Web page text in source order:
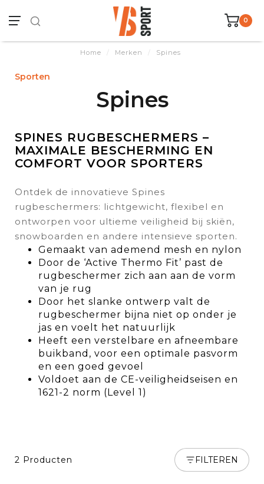
0
Home / Merken / Spines
Sporten
Spines
SPINES RUGBESCHERMERS –
MAXIMALE BESCHERMING EN
COMFORT VOOR SPORTERS
Ontdek de innovatieve Spines
rugbeschermers: lichtgewicht, flexibel en
ontworpen voor ultieme veiligheid bij skiën,
snowboarden en andere intensieve sporten.
Gemaakt van ademend mesh en nylon
Door de ‘Active Thermo Fit’ past de
rugbeschermer zich aan aan de vorm
van je rug
Door het slanke ontwerp valt de
rugbeschermer bijna niet op onder je
jas en voelt het natuurlijk
Heeft een verstelbare en afneembare
buikband, voor een optimale pasvorm
en een goed gevoel
Voldoet aan de CE-veiligheidseisen en
1621-2 norm (Level 1)
2 Producten FILTEREN